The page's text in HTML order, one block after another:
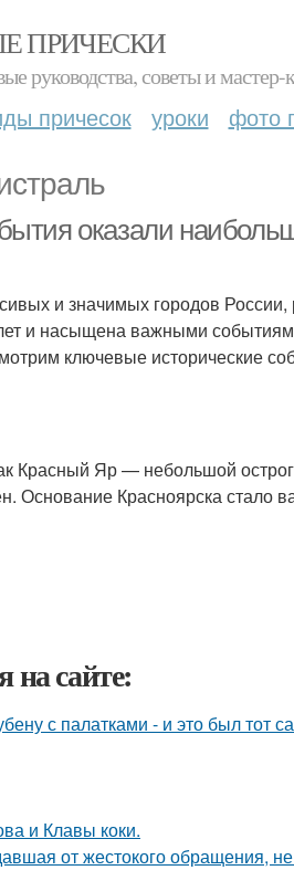
ПРИЧЕСКИ
руководства, советы и мастер-
причесок уроки фото
оказали
и значимых городов
и насыщена важными
ключевые исторические
Красный Яр — небольшой
Основание Красноярска
на сайте:
с палатками - и это был тот
и Клавы коки.
от жестокого обращения,